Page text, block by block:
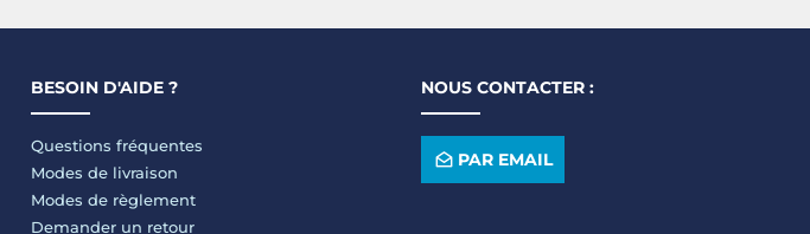
BESOIN D'AIDE ?
Questions fréquentes
Modes de livraison
Modes de règlement
Demander un retour
NOUS CONTACTER :
PAR EMAIL